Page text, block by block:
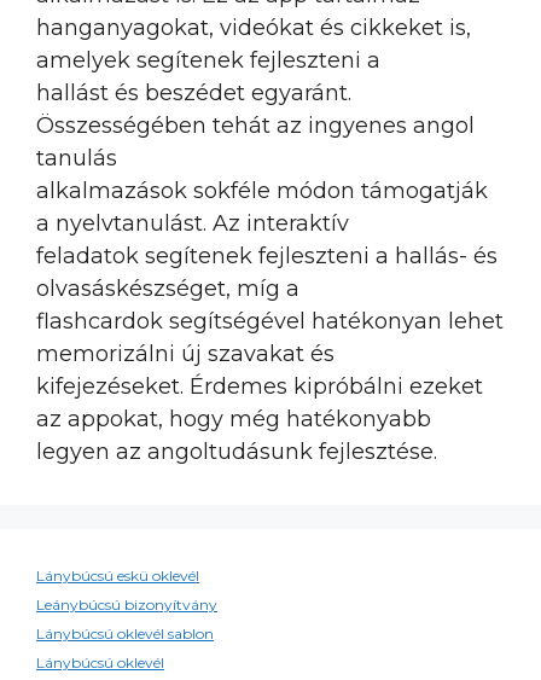
hanganyagokat, videókat és cikkeket is,
amelyek segítenek fejleszteni a
hallást és beszédet egyaránt.
Összességében tehát az ingyenes angol
tanulás
alkalmazások sokféle módon támogatják
a nyelvtanulást. Az interaktív
feladatok segítenek fejleszteni a hallás- és
olvasáskészséget, míg a
flashcardok segítségével hatékonyan lehet
memorizálni új szavakat és
kifejezéseket. Érdemes kipróbálni ezeket
az appokat, hogy még hatékonyabb
legyen az angoltudásunk fejlesztése.
Lánybúcsú eskü oklevél
Leánybúcsú bizonyítvány
Lánybúcsú oklevél sablon
Lánybúcsú oklevél